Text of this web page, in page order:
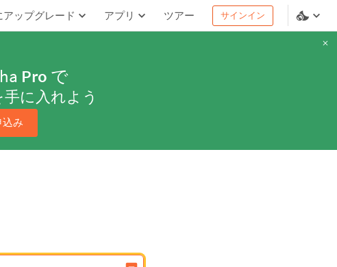
アップグレード アプリ ツアー サインイン
Pro で
に入れよう
み